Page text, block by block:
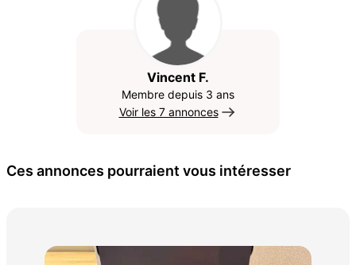
Vincent F.
Membre depuis 3 ans
Voir les 7 annonces
Ces annonces pourraient vous intéresser